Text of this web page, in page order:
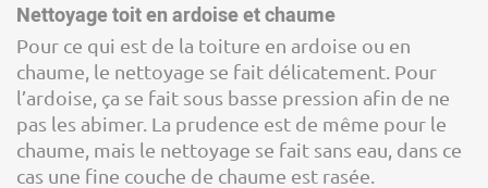
Nettoyage toit en ardoise et chaume
Pour ce qui est de la toiture en ardoise ou en
chaume, le nettoyage se fait délicatement. Pour
l’ardoise, ça se fait sous basse pression afin de ne
pas les abimer. La prudence est de même pour le
chaume, mais le nettoyage se fait sans eau, dans ce
cas une fine couche de chaume est rasée.